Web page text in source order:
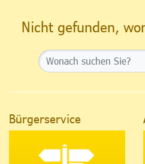
Nicht gefunden,
Bürgerservice